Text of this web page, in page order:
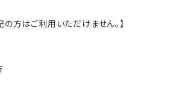
の方はご利用いただけません。】